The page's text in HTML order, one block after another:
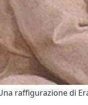
raffigurazione di